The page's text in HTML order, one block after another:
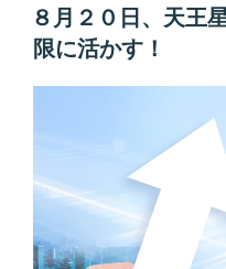
ナ
リ
オ
作
ろ
パ
稿
日:
８月２０日、天王
限に活かす！